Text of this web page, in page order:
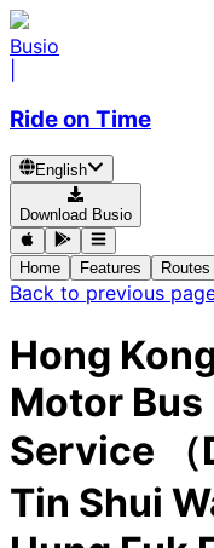
Busio
Ride on Time
English
Download Busio
Home Features Routes
Back to previous
Hong
Motor Bus
Service
Tin Shui